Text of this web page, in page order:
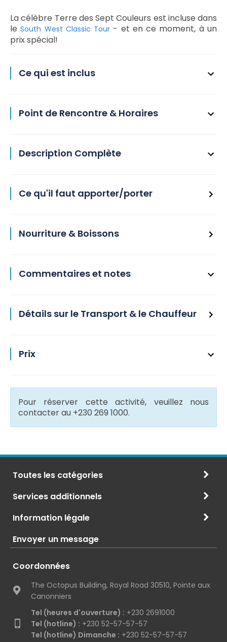
La célèbre Terre des Sept Couleurs est incluse dans
leSouth West Classic Tour - et en ce moment, à un
prix spécial!
Ce qui est inclus
Point de Rencontre & Horaires
Description Complète
Ce qu'il faut apporter/porter
Nourriture & Boissons
Commentaires et notes
Détails sur le Transport & le Chauffeur
Prix
Pour réserver cette activité, veuillez nous
contacter au +230 269 1000.
Toutes les catégories
Services additionnels
Information légale
Envoyer un message
Coordonnées
The Octopus Building, Royal Road 30510, Pointe aux
Canonniers
Tel (heures d'ouverture) : +230 2691000
Tel (hotline) : +230 52-57-57-57
Tel (hotline) Dimanche : +230 52-57-57-57